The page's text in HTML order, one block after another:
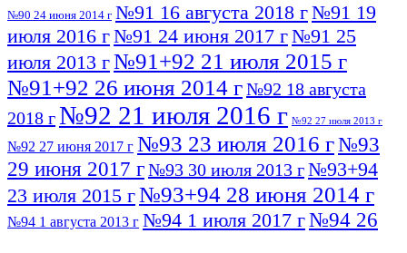
№90 24 июня 2014 г №91 16 августа 2018 г№91 19
июля 2016 г№91 24 июня 2017 г№91 25
июля 2013 г№91+92 21 июля 2015 г
№91+92 26 июня 2014 г№92 18 августа
2018 г№92 21 июля 2016 г №92 27 июля 2013 г
№92 27 июня 2017 г №93 23 июля 2016 г№93
29 июня 2017 г№93 30 июля 2013 г№93+94
23 июля 2015 г№93+94 28 июня 2014 г
№94 1 августа 2013 г №94 1 июля 2017 г№94 26